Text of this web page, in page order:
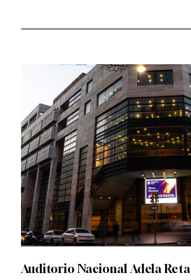
Auditorio Nacional Adela Reta